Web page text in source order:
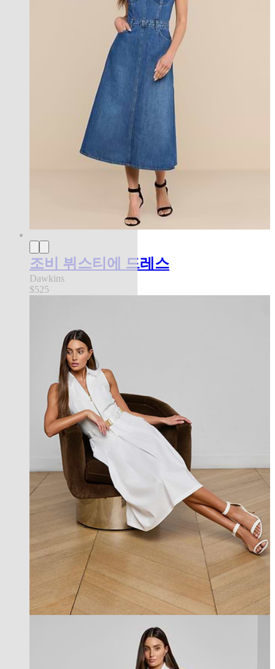
조비 뷔스티에 드레스
Dawkins
$525